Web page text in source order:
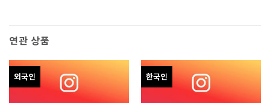
연관 상품
외국인 한국인